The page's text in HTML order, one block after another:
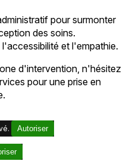
pour surmonter
des soins.
et l'empathie.
d'intervention, n'hésitez
pour une prise en
Autoriser